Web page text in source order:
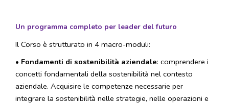
Un programma completo per leader del futuro
Il Corso è strutturato in 4 macro-moduli:
• Fondamenti di sostenibilità aziendale: comprendere i
concetti fondamentali della sostenibilità nel contesto
aziendale. Acquisire le competenze necessarie per
integrare la sostenibilità nelle strategie, nelle operazioni e